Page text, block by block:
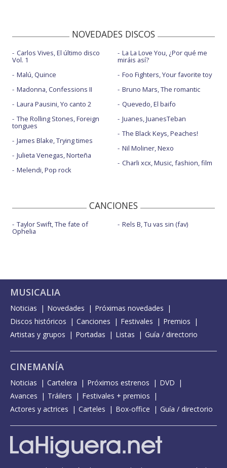
NOVEDADES DISCOS
Carlos Vives, El último disco
Vol. 1
Malú, Quince
Madonna, Confessions II
Laura Pausini, Yo canto 2
The Rolling Stones, Foreign
tongues
James Blake, Trying times
Julieta Venegas, Norteña
Melendi, Pop rock
La La Love You, ¿Por qué me
miráis así?
Foo Fighters, Your favorite toy
Bruno Mars, The romantic
Quevedo, El baifo
Juanes, JuanesTeban
The Black Keys, Peaches!
Nil Moliner, Nexo
Charli xcx, Music, fashion, film
CANCIONES
Taylor Swift, The fate of
Ophelia
Rels B, Tu vas sin (fav)
MUSICALIA
Noticias Novedades
Próximas novedades
Discos históricos
Canciones Festivales
Premios
Artistas y grupos
Portadas Listas Guía / directorio
CINEMANÍA
Noticias Cartelera Próximos estrenos
DVD
Avances
Tráilers
Festivales + premios
Actores y actrices
Carteles Box-office Guía / directorio